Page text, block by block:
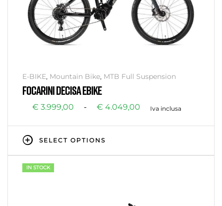
E-BIKE, Mountain Bike, MTB Full Suspension
FOCARINI DECISA EBIKE
€ 3.999,00 - € 4.049,00 Iva inclusa
SELECT OPTIONS
IN STOCK